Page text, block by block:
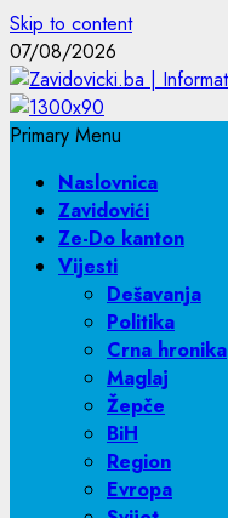
Skip to content
07/08/2026
Primary Menu
Naslovnica
Zavidovići
Ze-Do kanton
Vijesti
Dešavanja
Politika
Crna hronika
Maglaj
Žepče
BiH
Region
Evropa